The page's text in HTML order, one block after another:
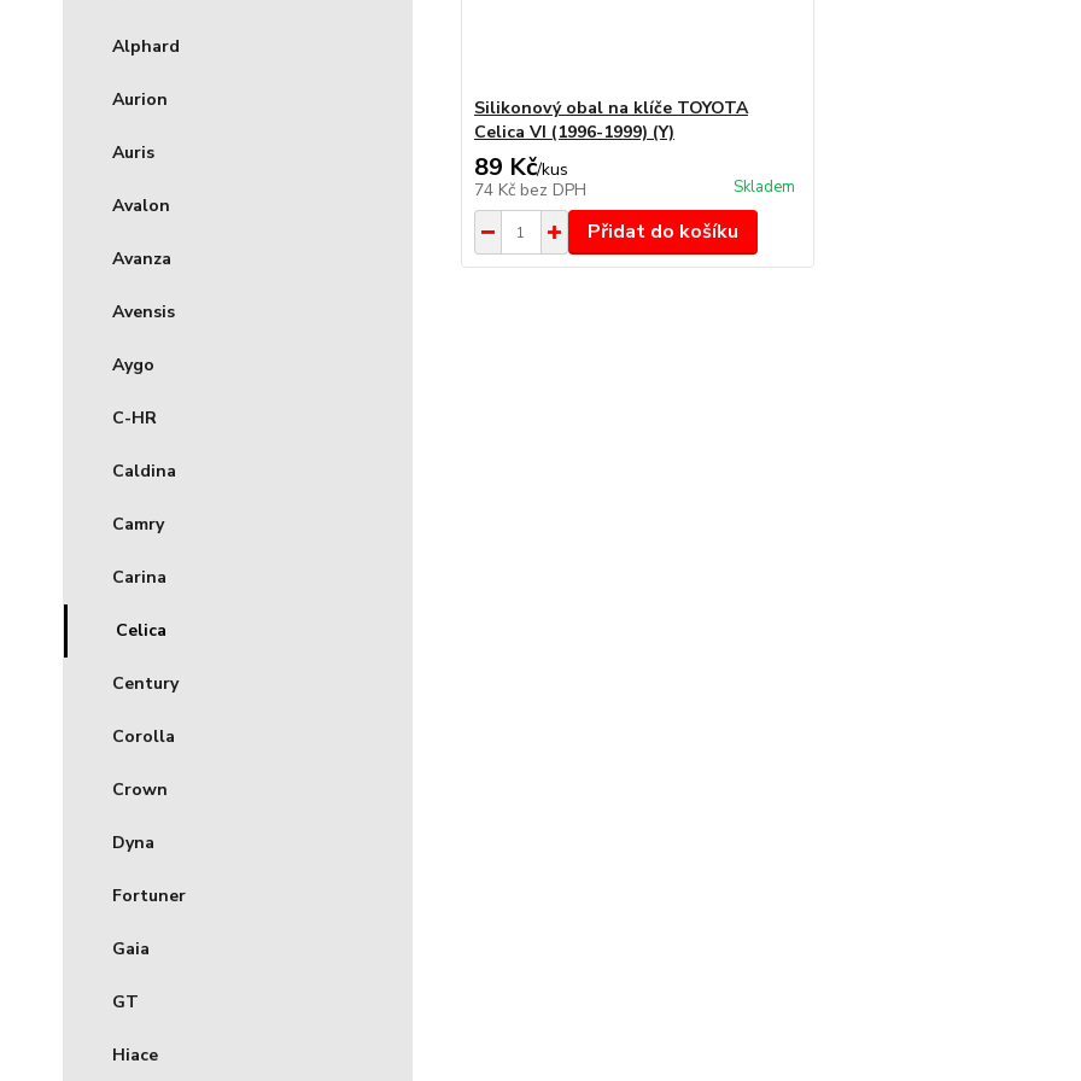
Alphard
Aurion
Auris
Avalon
Avanza
Avensis
Aygo
C-HR
Caldina
Camry
Carina
Celica
Century
Corolla
Crown
Dyna
Fortuner
Gaia
GT
Hiace
Silikonový obal na klíče TOYOTA
Celica VI (1996-1999) (Y)
89 Kč/kus
74 Kč bez DPH Skladem
Přidat do košíku